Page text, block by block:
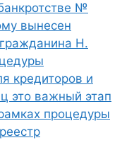
№
вынесен
Н.
кредиторов и
это важный этап
процедуры